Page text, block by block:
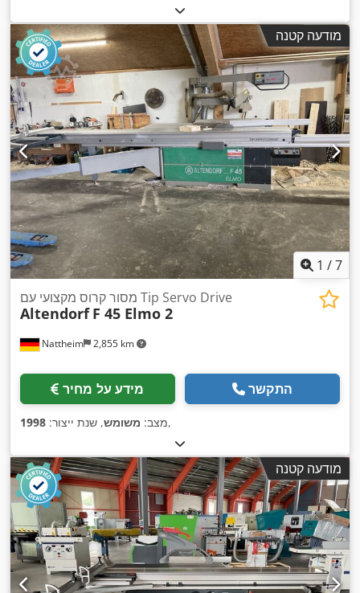
מודעה קטנה
1 /7
Nattheim 2,855 km
מסור קרוס מקצועי עם Tip Servo Drive
Altendorf F 45 Elmo 2
מידע על מחיר התקשר
מצב: משומש, שנת ייצור: 1998 ,
מודעה קטנה